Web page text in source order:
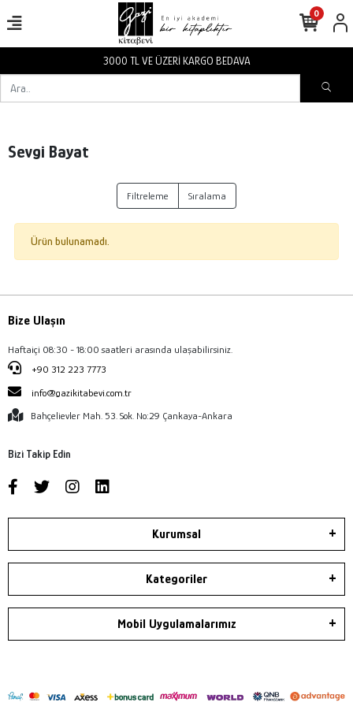
3000 TL VE ÜZERİ KARGO BEDAVA
0
Sevgi Bayat
Filtreleme Sıralama
Ürün bulunamadı.
Bize Ulaşın
Haftaiçi 08:30 - 18:00 saatleri arasında ulaşabilirsiniz.
+90 312 223 7773
info@gazikitabevi.com.tr
Bahçelievler Mah. 53. Sok. No:29 Çankaya-Ankara
Bizi Takip Edin
Kurumsal
Kategoriler
Mobil Uygulamalarımız